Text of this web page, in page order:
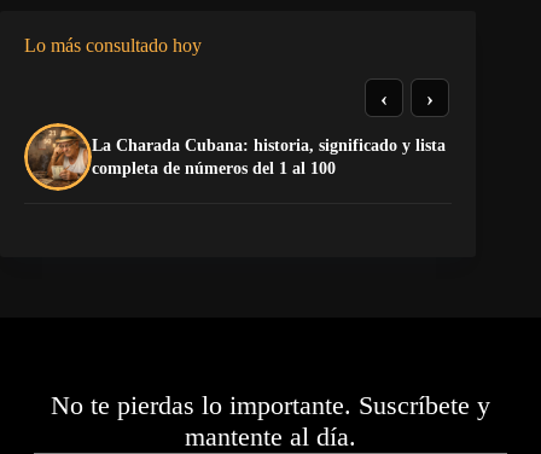
Lo más consultado hoy
La Charada Cubana: historia, significado y lista
completa de números del 1 al 100
‹ ›
No te pierdas lo importante. Suscríbete y
mantente al día.